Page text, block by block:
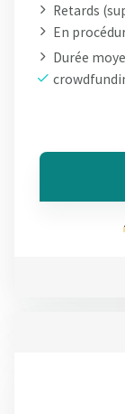
Retards
En
Durée